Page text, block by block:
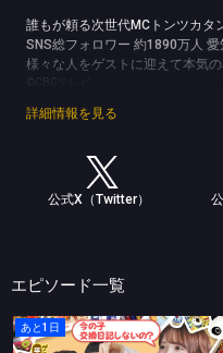
誰もが頼る次世代MCトンツカタ
SNS総フォロワー 約1890万人
様々な人をゲストに迎えて本気
詳細情報を見る
公式X（Twitter）
エピソード一覧
あと1日